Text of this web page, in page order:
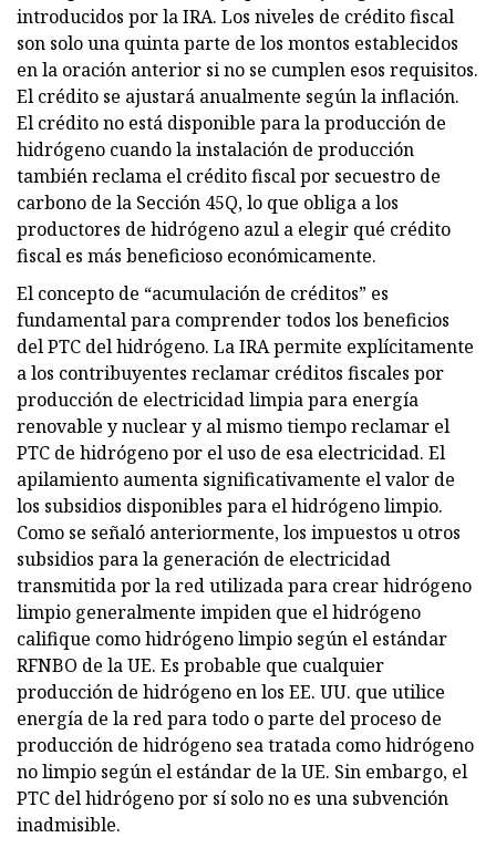
introducidos por la IRA. Los niveles de crédito fiscal
son solo una quinta parte de los montos establecidos
en la oración anterior si no se cumplen esos requisitos.
El crédito se ajustará anualmente según la inflación.
El crédito no está disponible para la producción de
hidrógeno cuando la instalación de producción
también reclama el crédito fiscal por secuestro de
carbono de la Sección 45Q, lo que obliga a los
productores de hidrógeno azul a elegir qué crédito
fiscal es más beneficioso económicamente.
El concepto de “acumulación de créditos” es
fundamental para comprender todos los beneficios
del PTC del hidrógeno. La IRA permite explícitamente
a los contribuyentes reclamar créditos fiscales por
producción de electricidad limpia para energía
renovable y nuclear y al mismo tiempo reclamar el
PTC de hidrógeno por el uso de esa electricidad. El
apilamiento aumenta significativamente el valor de
los subsidios disponibles para el hidrógeno limpio.
Como se señaló anteriormente, los impuestos u otros
subsidios para la generación de electricidad
transmitida por la red utilizada para crear hidrógeno
limpio generalmente impiden que el hidrógeno
califique como hidrógeno limpio según el estándar
RFNBO de la UE. Es probable que cualquier
producción de hidrógeno en los EE. UU. que utilice
energía de la red para todo o parte del proceso de
producción de hidrógeno sea tratada como hidrógeno
no limpio según el estándar de la UE. Sin embargo, el
PTC del hidrógeno por sí solo no es una subvención
inadmisible.